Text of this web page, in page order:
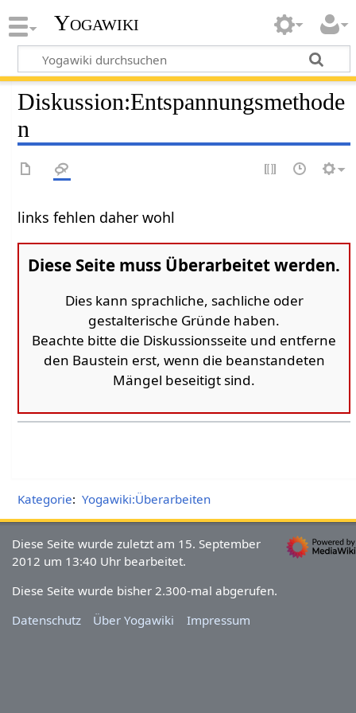
Yogawiki
Diskussion:Entspannungsmethode
n
links fehlen daher wohl
Diese Seite muss Überarbeitet werden.
Dies kann sprachliche, sachliche oder
gestalterische Gründe haben.
Beachte bitte die Diskussionsseite und entferne
den Baustein erst, wenn die beanstandeten
Mängel beseitigt sind.
Kategorie: Yogawiki:Überarbeiten
Diese Seite wurde zuletzt am 15. September
2012 um 13:40 Uhr bearbeitet.
Diese Seite wurde bisher 2.300-mal abgerufen.
Datenschutz
Über Yogawiki Impressum